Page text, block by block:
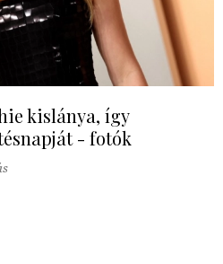
kislánya, így
- fotók